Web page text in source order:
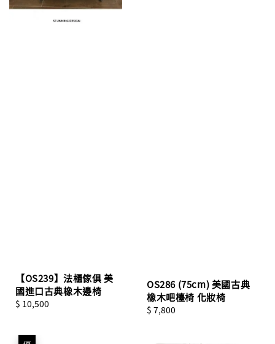
【OS239】法櫃傢俱 美
國進口古典橡木邊椅
Regular
$ 10,500
OS286 (75cm) 美國古典
橡木吧檯椅 化妝椅
Regular
$ 7,800